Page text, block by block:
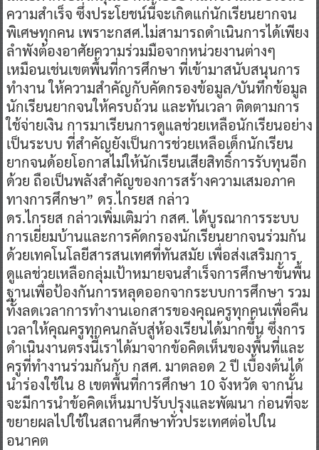
ความสำเร็จ ซึ่งประโยชน์นี้จะเกิดแก่นักเรียนยากจน
พิเศษทุกคน เพราะกสศ.ไม่สามารถดำเนินการได้เพียง
ลำพังต้องอาศัยความร่วมมือจากหน่วยงานต่างๆ
เหมือนเช่นเขตพื้นที่การศึกษา ที่เข้ามาสนับสนุนการ
ทำงาน ให้ความสำคัญกับคัดกรองข้อมูล/บันทึกข้อมูล
นักเรียนยากจนให้ครบถ้วน และทันเวลา ติดตามการ
ใช้จ่ายเงิน การมาเรียนการดูแลช่วยเหลือนักเรียนอย่าง
เป็นระบบ ที่สำคัญยังเป็นการช่วยเหลือเด็กนักเรียน
ยากจนด้อยโอกาสไม่ให้นักเรียนเสียสิทธิ์การรับทุนอีก
ด้วย ถือเป็นพลังสำคัญของการสร้างความเสมอภาค
ทางการศึกษา” ดร.ไกรยส กล่าว
​ดร.ไกรยส กล่าวเพิ่มเติมว่า กสศ. ได้บูรณาการระบบ
การเยี่ยมบ้านและการคัดกรองนักเรียนยากจนร่วมกัน
ด้วยเทคโนโลยีสารสนเทศที่ทันสมัย เพื่อส่งเสริมการ
ดูแลช่วยเหลือกลุ่มเป้าหมายจนสำเร็จการศึกษาขั้นพื้น
ฐานเพื่อป้องกันการหลุดออกจากระบบการศึกษา รวม
ทั้งลดเวลาการทำงานเอกสารของคุณครูทุกคนเพื่อคืน
เวลาให้คุณครูทุกคนกลับสู่ห้องเรียนได้มากขึ้น ซึ่งการ
ดำเนินงานตรงนี้เราได้มาจากข้อคิดเห็นของพื้นที่และ
ครูที่ทำงานร่วมกันกับ กสศ. มาตลอด 2 ปี เบื้องต้นได้
นำร่องใช้ใน 8 เขตพื้นที่การศึกษา 10 จังหวัด จากนั้น
จะมีการนำข้อคิดเห็นมาปรับปรุงและพัฒนา ก่อนที่จะ
ขยายผลไปใช้ในสถานศึกษาทั่วประเทศต่อไปใน
อนาคต